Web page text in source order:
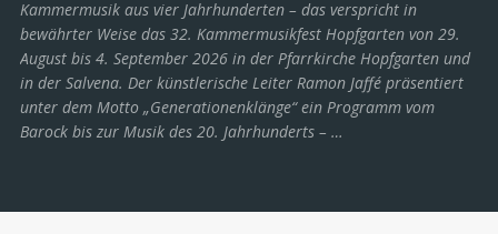
Kammermusik aus vier Jahrhunderten – das verspricht in
bewährter Weise das 32. Kammermusikfest Hopfgarten von 29.
August bis 4. September 2026 in der Pfarrkirche Hopfgarten und
in der Salvena. Der künstlerische Leiter Ramon Jaffé präsentiert
unter dem Motto „Generationenklänge“ ein Programm vom
Barock bis zur Musik des 20. Jahrhunderts ­– …